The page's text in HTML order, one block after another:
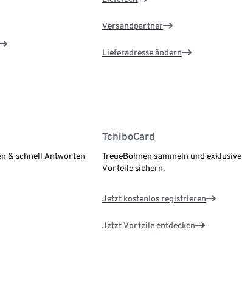
Versandpartner
Lieferadresse ändern
& schnell Antworten
TchiboCard
TreueBohnen sammeln und exklusive
Vorteile sichern.
Jetzt kostenlos registrieren
Jetzt Vorteile entdecken